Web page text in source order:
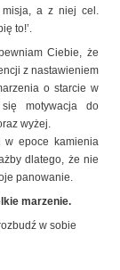
misja, a z niej cel.
to!’.
Ciebie, że
z nastawieniem
o starcie w
motywacja do
wyżej.
w epoce kamienia
dlatego, że nie
panowanie.
marzenie.
w sobie